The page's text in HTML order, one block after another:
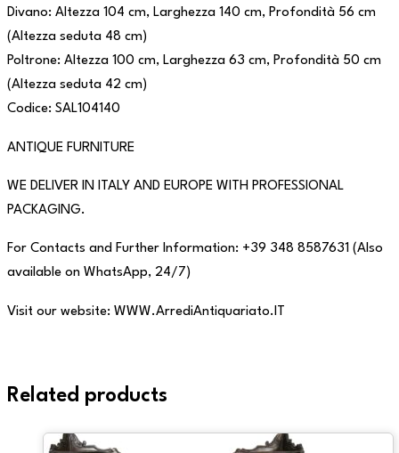
Divano: Altezza 104 cm, Larghezza 140 cm, Profondità 56 cm
(Altezza seduta 48 cm)
Poltrone: Altezza 100 cm, Larghezza 63 cm, Profondità 50 cm
(Altezza seduta 42 cm)
Codice: SAL104140
ANTIQUE FURNITURE
WE DELIVER IN ITALY AND EUROPE WITH PROFESSIONAL
PACKAGING.
For Contacts and Further Information: +39 348 8587631 (Also
available on WhatsApp, 24/7)
Visit our website: WWW.ArrediAntiquariato.IT
Related products